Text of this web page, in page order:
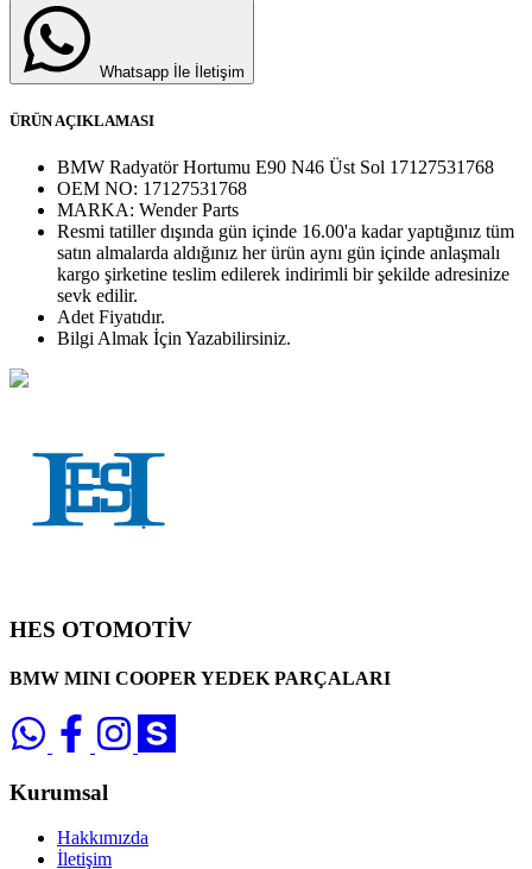
Whatsapp İle İletişim
ÜRÜN AÇIKLAMASI
BMW Radyatör Hortumu E90 N46 Üst Sol 17127531768
OEM NO: 17127531768
MARKA: Wender Parts
Resmi tatiller dışında gün içinde 16.00'a kadar yaptığınız tüm
satın almalarda aldığınız her ürün aynı gün içinde anlaşmalı
kargo şirketine teslim edilerek indirimli bir şekilde adresinize
sevk edilir.
Adet Fiyatıdır.
Bilgi Almak İçin Yazabilirsiniz.
HES OTOMOTİV
BMW MINI COOPER YEDEK PARÇALARI
Kurumsal
Hakkımızda
İletişim